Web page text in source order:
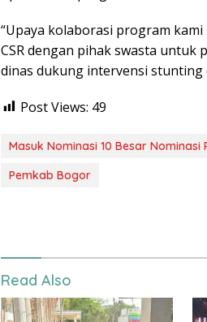
“Upaya kolaborasi program
CSR dengan pihak swasta untuk
dinas dukung intervensi stunting
Post Views: 49
Masuk Nominasi 10 Besar Nominasi
Pemkab Bogor
Read Also